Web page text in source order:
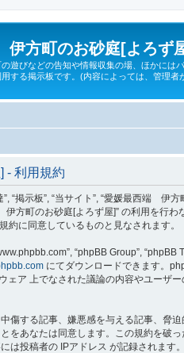
方町のお砂庭[よろず
遊びなどの告知や情報収集の場、ほかには
する掲示板です。(内容によっては、管理者
- 利用規約
“掲示板”, “当サイト”, “愛媛最西端 伊
方町のお砂庭[よろず屋]” の利用を行
約に同意しているものと見なされます。
“phpBB Group”,
にてダウンロードできます。
ア 上でなされた議論の内容やユーザ
傷する記事、嫌悪感を与える記事、
をあなたは同意します。この規約を
は投稿者の IPアドレス が記録されま